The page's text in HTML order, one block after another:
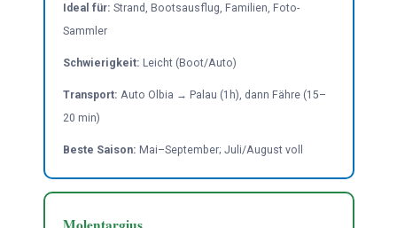
Ideal für: Strand, Bootsausflug, Familien, Foto-
Sammler
Schwierigkeit: Leicht (Boot/Auto)
Transport: Auto Olbia → Palau (1h), dann Fähre (15–
20 min)
Beste Saison: Mai–September; Juli/August voll